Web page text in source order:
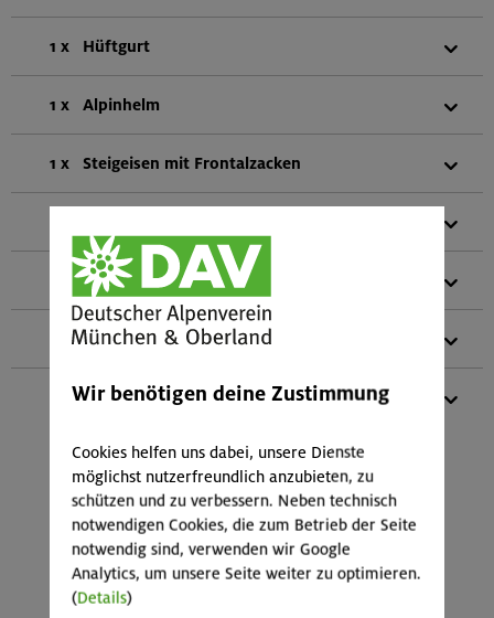
1 x Hüftgurt
1 x Alpinhelm
1 x Steigeisen mit Frontalzacken
Eisschraube
Teleskopstöcke
Gletscher-Set
2 HMS-Schraubkarabiner
1 HMS-SafeBiner
4 Normalkarabiner
2 Schlingen vernäht (2x 120 cm)
1 Kurzprusik (vernäht 30 cm)
2 Reepschnüre (2,0 und 4,0 m Länge)
1 Rolle mit Rücklaufsperre und 1
Wir benötigen deine Zustimmung
Cookies helfen uns dabei, unsere Dienste
möglichst nutzerfreundlich anzubieten, zu
schützen und zu verbessern. Neben technisch
notwendigen Cookies, die zum Betrieb der Seite
notwendig sind, verwenden wir Google
Analytics, um unsere Seite weiter zu optimieren.
(Details)